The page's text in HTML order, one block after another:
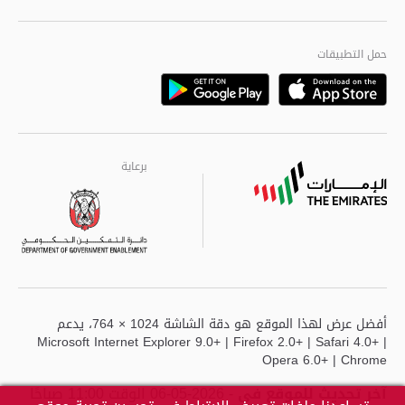
الجودة العالمية
مراكز خدمة أبوظبى
حمل التطبيقات
Google
Playstore
برعاية
برعاية
أفضل عرض لهذا الموقع هو دقة الشاشة 1024 × 764، يدعم
Microsoft Internet Explorer 9.0+ | Firefox 2.0+ | Safari 4.0+ |
Opera 6.0+ | Chrome
آخر تحديث للموقع في- 2026-05-06 الوقت 11:00 صباحًا